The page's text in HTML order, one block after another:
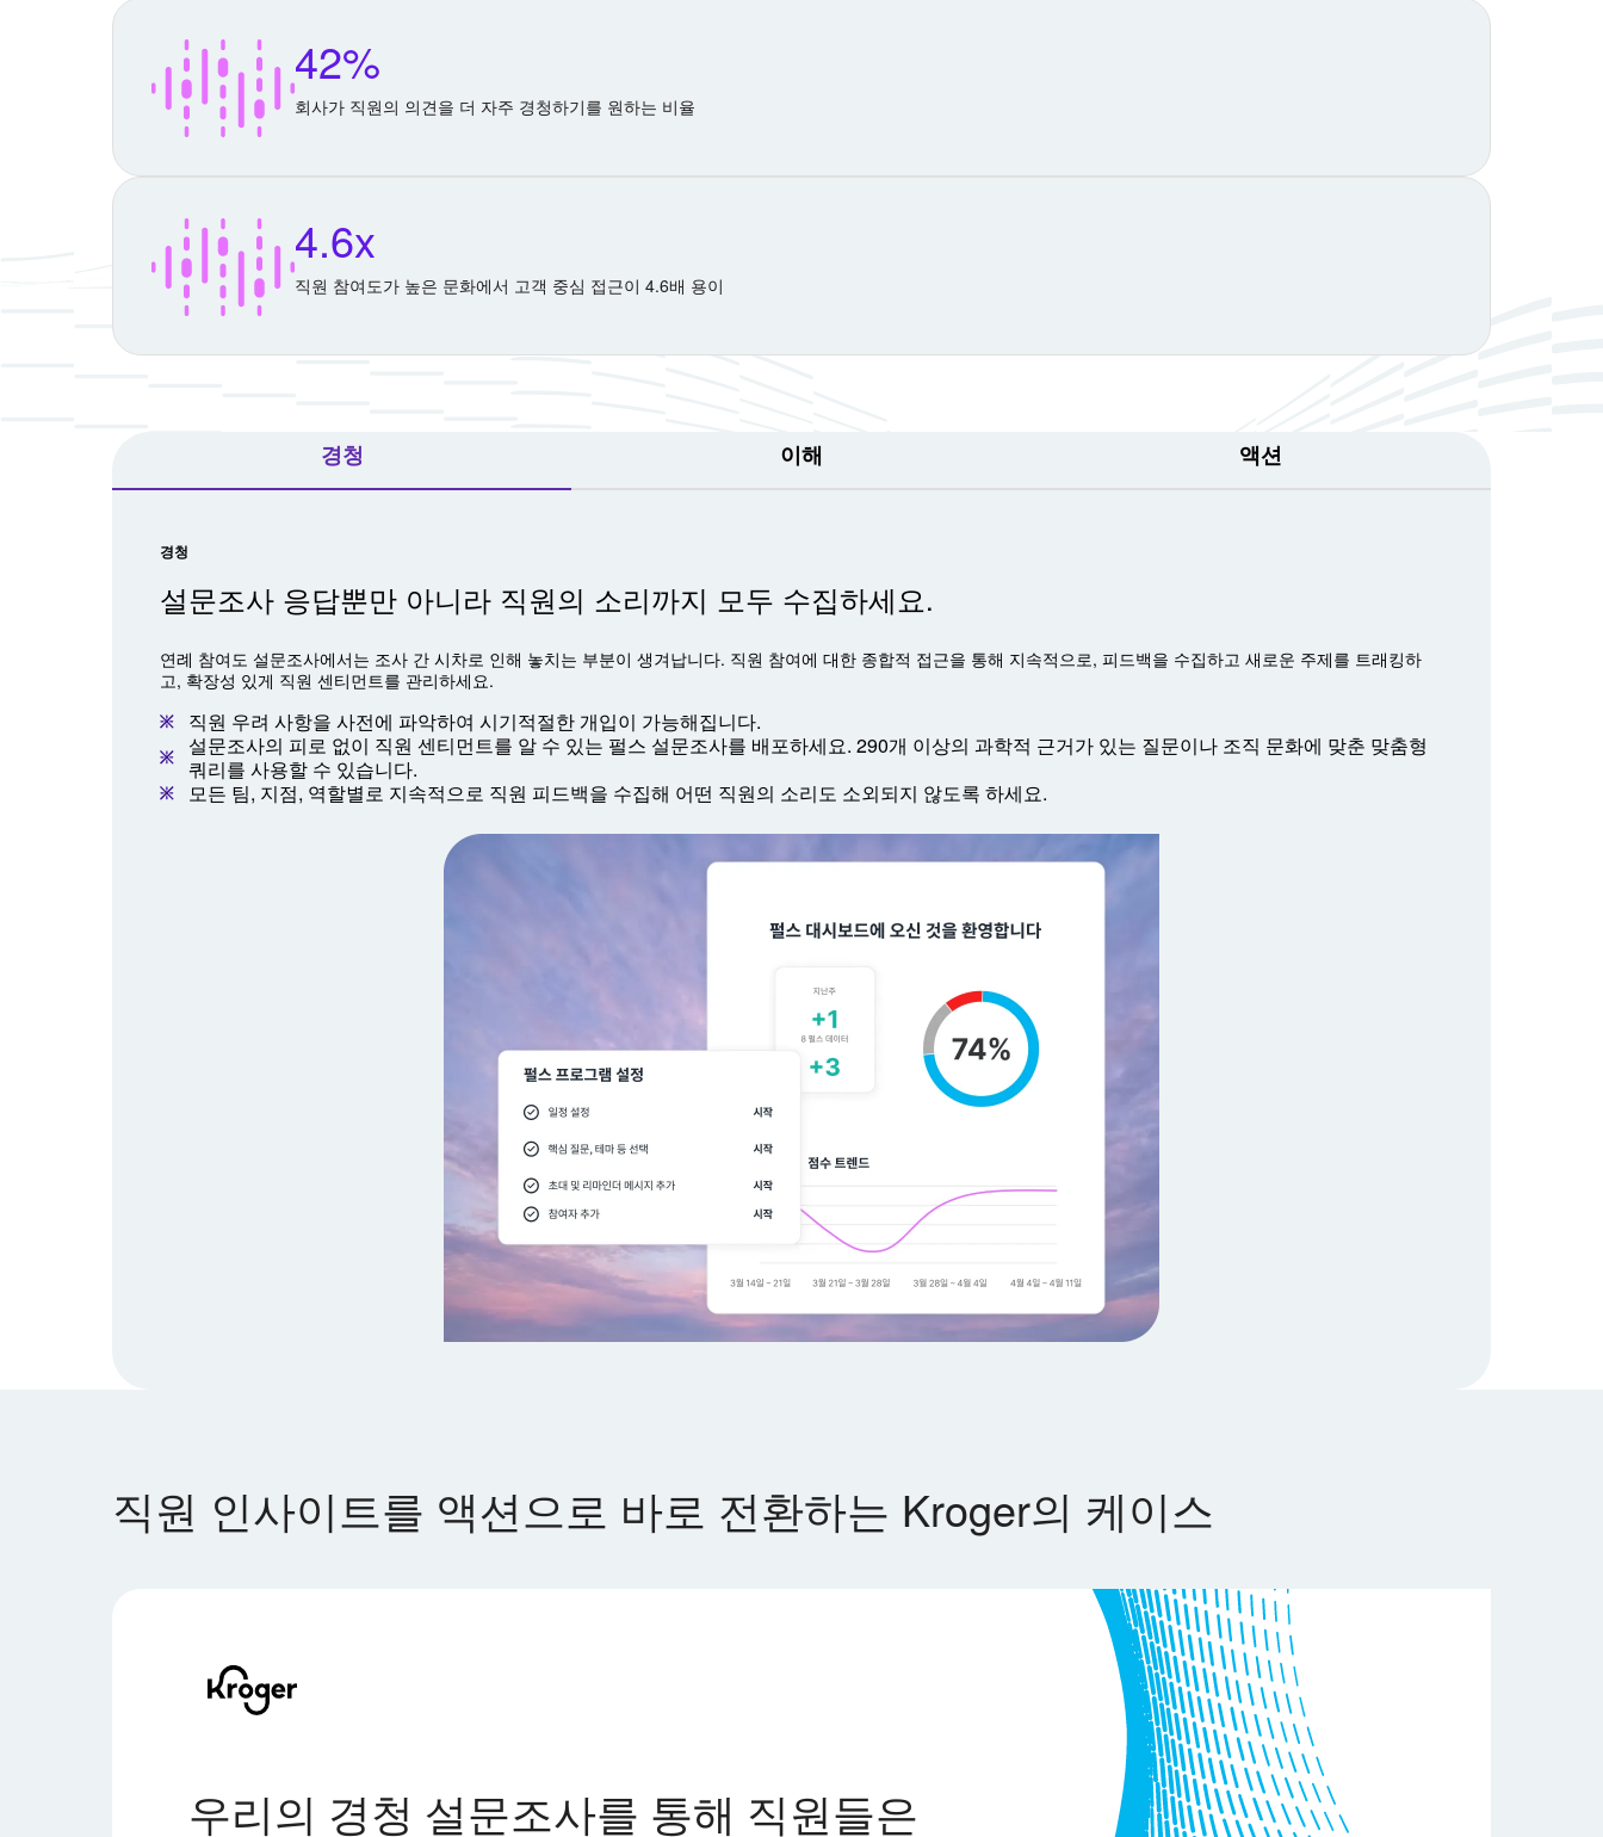
42%
회사가 직원의 의견을 더 자주 경청하기를 원하는 비율
4.6x
직원 참여도가 높은 문화에서 고객 중심 접근이 4.6배 용이
경청 이해 액션
경청
설문조사 응답뿐만 아니라 직원의 소리까지 모두 수집하세요.
연례 참여도 설문조사에서는 조사 간 시차로 인해 놓치는 부분이 생겨납니다. 직원 참여에 대한 종합적 접근을 통해 지속적으로, 피드백을 수집하고 새로운 주제를 트래킹하
고, 확장성 있게 직원 센티먼트를 관리하세요.
직원 우려 사항을 사전에 파악하여 시기적절한 개입이 가능해집니다.
설문조사의 피로 없이 직원 센티먼트를 알 수 있는 펄스 설문조사를 배포하세요. 290개 이상의 과학적 근거가 있는 질문이나 조직 문화에 맞춘 맞춤형
쿼리를 사용할 수 있습니다.
모든 팀, 지점, 역할별로 지속적으로 직원 피드백을 수집해 어떤 직원의 소리도 소외되지 않도록 하세요.
직원 인사이트를 액션으로 바로 전환하는 Kroger의 케이스
우리의 경청 설문조사를 통해 직원들은